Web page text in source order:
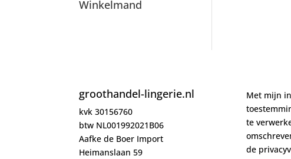
Winkelmand
groothandel-lingerie.nl
kvk 30156760
btw NL001992021B06
Aafke de Boer Import
Heimanslaan 59
Met mijn
te
de